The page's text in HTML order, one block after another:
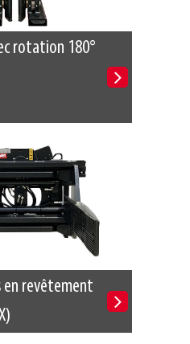
rotation 180°
en revêtement